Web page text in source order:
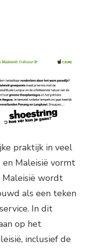
praktijk in veel
Maleisië vormt
Maleisië wordt
als een teken
In dit
op het
inclusief de